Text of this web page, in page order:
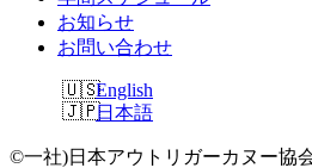
お知らせ
お問い合わせ
English
日本語
©一社)日本アウトリガーカヌー協